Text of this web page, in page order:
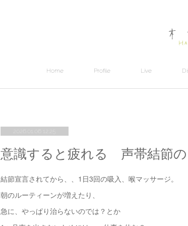
Home Profile Live
意識すると疲れる 声帯結節
結節宣言されてから、、1日3回の吸入、喉マッサージ。
朝のルーティーンが増えたり、
急に、やっぱり治らないのでは？とか